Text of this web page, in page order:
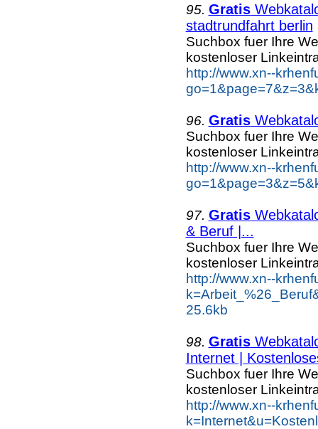
95. Gratis
stadtrundfahrt berlin
Suchbox fuer Ihre
kostenloser
http://www.xn--
96. Gratis
Suchbox fuer Ihre
kostenloser
http://www.xn--
97. Gratis
& Beruf |...
Suchbox fuer Ihre
kostenloser
http://www.xn--
25.6kb
98. Gratis
Internet |
Suchbox fuer Ihre
kostenloser
http://www.xn--